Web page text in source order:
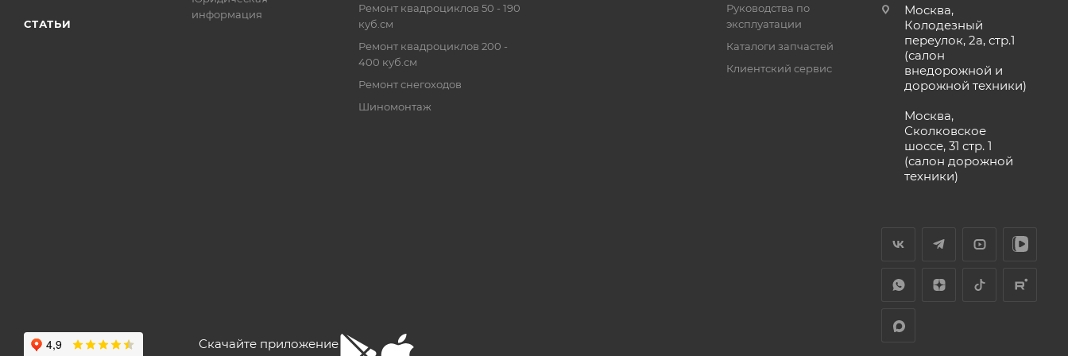
СТАТЬИ
информация
Ремонт квадроциклов 50 - 190
куб.см
Ремонт квадроциклов 200 -
400 куб.см
Ремонт снегоходов
Шиномонтаж
Руководства по
эксплуатации
Каталоги запчастей
Клиентский сервис
Москва,
Колодезный
переулок, 2а, стр.1
(салон
внедорожной и
дорожной техники)
Москва,
Сколковское
шоссе, 31 стр. 1
(салон дорожной
техники)
Скачайте приложение